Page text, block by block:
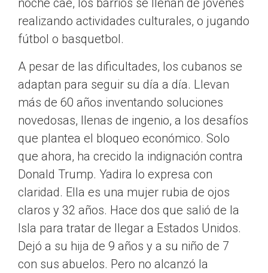
noche cae, los barrios se llenan de jóvenes
realizando actividades culturales, o jugando
fútbol o basquetbol.
A pesar de las dificultades, los cubanos se
adaptan para seguir su día a día. Llevan
más de 60 años inventando soluciones
novedosas, llenas de ingenio, a los desafíos
que plantea el bloqueo económico. Solo
que ahora, ha crecido la indignación contra
Donald Trump. Yadira lo expresa con
claridad. Ella es una mujer rubia de ojos
claros y 32 años. Hace dos que salió de la
Isla para tratar de llegar a Estados Unidos.
Dejó a su hija de 9 años y a su niño de 7
con sus abuelos. Pero no alcanzó la